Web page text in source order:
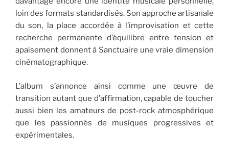
loin des formats standardisés. Son approche artisanale
du son, la place accordée à l’improvisation et cette
recherche permanente d’équilibre entre tension et
apaisement donnent à Sanctuaire une vraie dimension
cinématographique.
L’album s’annonce ainsi comme une œuvre de
transition autant que d’affirmation, capable de toucher
aussi bien les amateurs de post-rock atmosphérique
que les passionnés de musiques progressives et
expérimentales.